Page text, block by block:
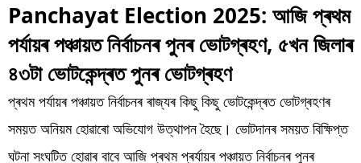
মনোৰঞ্জন
ব্যৱসায়
শিক্ষা
খেল
Panchayat Election 2025: আজি প্ৰথম
পৰ্যায়ৰ পঞ্চায়ত নিৰ্বাচনৰ পুনৰ ভোটগ্ৰহণ, ৫খন জিলাৰ
৪৩টা ভোটকেন্দ্ৰত পুনৰ ভোটগ্ৰহণ
প্ৰথম পৰ্যায়ৰ পঞ্চায়ত নিৰ্বাচনৰ ৰাজ্যৰ কিছু কিছু ভোটকেন্দ্ৰত ভোটগ্ৰহণৰ
সময়ত অনিয়ম হোৱাৰো অভিযোগ উত্থাপন হৈছে। ভোটদানৰ সময়ত বিক্ষিপ্ত
ঘটনা সংঘটিত হোৱাৰ বাবে আজি প্ৰথম প্ৰৰ্যায়ৰ পঞ্চায়ত নিৰ্বাচনৰ পুনৰ